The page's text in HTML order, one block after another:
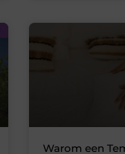
Warom een